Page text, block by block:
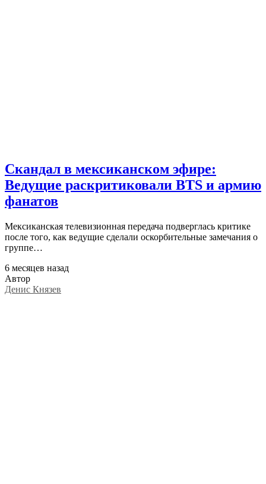
Скандал в мексиканском эфире:
Ведущие раскритиковали BTS и армию
фанатов
Мексиканская телевизионная передача подверглась критике
после того, как ведущие сделали оскорбительные замечания о
группе…
6 месяцев назад
Автор
Денис Князев